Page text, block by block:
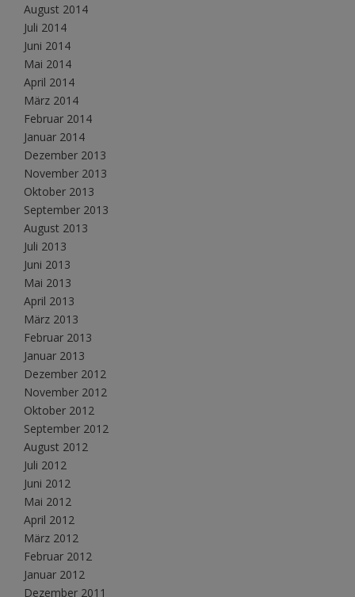
August 2014
Juli 2014
Juni 2014
Mai 2014
April 2014
März 2014
Februar 2014
Januar 2014
Dezember 2013
November 2013
Oktober 2013
September 2013
August 2013
Juli 2013
Juni 2013
Mai 2013
April 2013
März 2013
Februar 2013
Januar 2013
Dezember 2012
November 2012
Oktober 2012
September 2012
August 2012
Juli 2012
Juni 2012
Mai 2012
April 2012
März 2012
Februar 2012
Januar 2012
Dezember 2011